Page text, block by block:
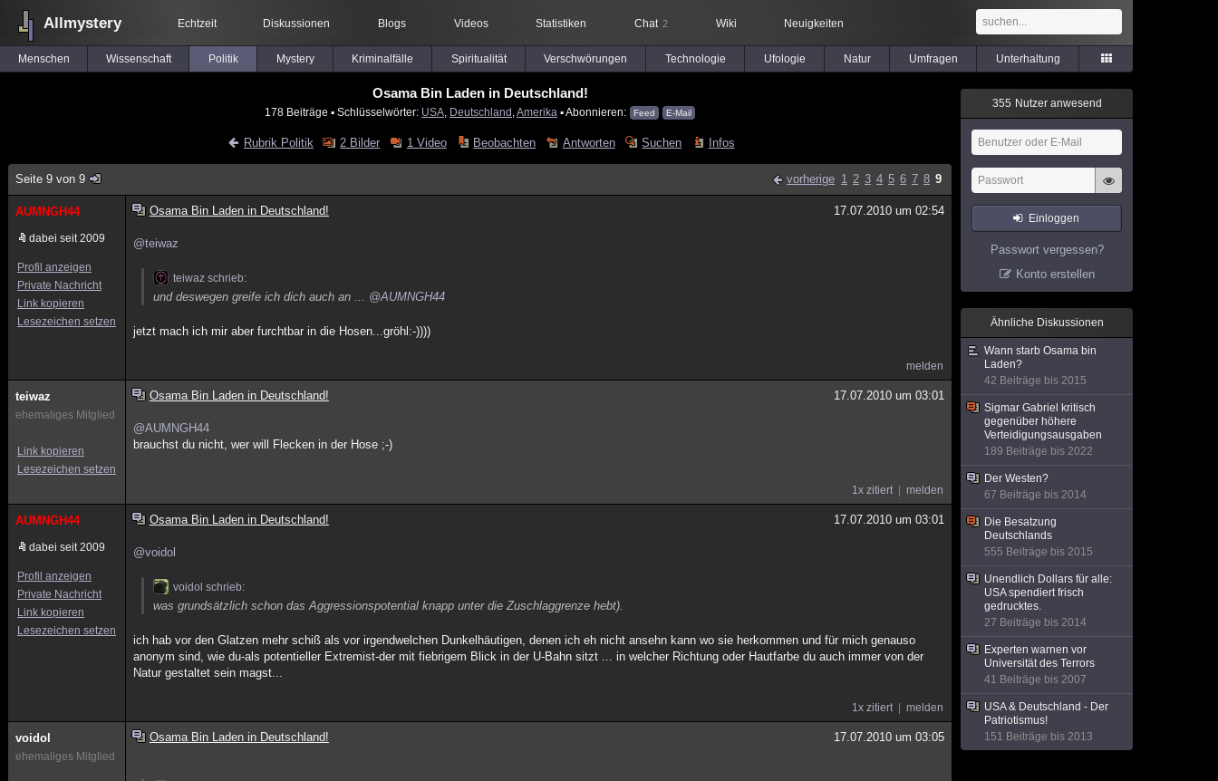
Allmystery Echtzeit Diskussionen Blogs Videos Statistiken Chat 2 Wiki Neuigkeiten
Menschen Wissenschaft Politik Mystery Kriminalfälle Spiritualität Verschwörungen Technologie Ufologie Natur Umfragen Unterhaltung
Osama Bin Laden in Deutschland!
178 Beiträge ▪ Schlüsselwörter: USA Deutschland Amerika ▪ Abonnieren: Feed E-Mail
Rubrik Politik 2 Bilder 1 Video Beobachten Antworten Suchen Infos
Seite 9 von 9 vorherige 1 2 3 4 5 6 7 8 9
AUMNGH44
dabei seit 2009
Profil anzeigen
Private Nachricht
Link kopieren
Lesezeichen setzen
Osama Bin Laden in Deutschland! 17.07.2010 um 02:54
@teiwaz
teiwaz schrieb:
und deswegen greife ich dich auch an ... @AUMNGH44
jetzt mach ich mir aber furchtbar in die Hosen...gröhl:-))))
melden
teiwaz
ehemaliges Mitglied
Link kopieren
Lesezeichen setzen
Osama Bin Laden in Deutschland! 17.07.2010 um 03:01
@AUMNGH44
brauchst du nicht, wer will Flecken in der Hose ;-)
1x zitiert melden
AUMNGH44
dabei seit 2009
Profil anzeigen
Private Nachricht
Link kopieren
Lesezeichen setzen
Osama Bin Laden in Deutschland! 17.07.2010 um 03:01
@voidol
voidol schrieb:
was grundsätzlich schon das Aggressionspotential knapp unter die Zuschlaggrenze hebt).
ich hab vor den Glatzen mehr schiß als vor irgendwelchen Dunkelhäutigen, denen ich eh nicht ansehn kann wo sie herkommen und für mich genauso
anonym sind, wie du-als potentieller Extremist-der mit fiebrigem Blick in der U-Bahn sitzt ... in welcher Richtung oder Hautfarbe du auch immer von der
Natur gestaltet sein magst...
1x zitiert melden
voidol
ehemaliges Mitglied
Osama Bin Laden in Deutschland! 17.07.2010 um 03:05
355 Nutzer anwesend
Einloggen
Passwort vergessen?
Konto erstellen
Ähnliche Diskussionen
Wann starb Osama bin
Laden?
42 Beiträge bis 2015
Sigmar Gabriel kritisch
gegenüber höhere
Verteidigungsausgaben
189 Beiträge bis 2022
Der Westen?
67 Beiträge bis 2014
Die Besatzung
Deutschlands
555 Beiträge bis 2015
Unendlich Dollars für alle:
USA spendiert frisch
gedrucktes.
27 Beiträge bis 2014
Experten warnen vor
Universität des Terrors
41 Beiträge bis 2007
USA & Deutschland - Der
Patriotismus!
151 Beiträge bis 2013